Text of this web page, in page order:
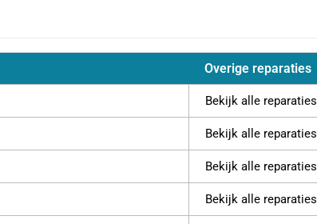
Overige reparaties
Bekijk alle reparaties
Bekijk alle reparaties
Bekijk alle reparaties
Bekijk alle reparaties